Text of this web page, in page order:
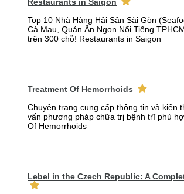
Top 10 Nhà Hàng Hải Sản Sài Gòn
Cà Mau, Quán Ăn Ngon Nổi Tiếng
trên 300 chỗ! Restaurants in Saigon
Treatment Of Hemorrhoids
Chuyên trang cung cấp thông tin và kiến
vấn phương pháp chữa trị bệnh trĩ phù
Of Hemorrhoids
Lebel in the Czech Republic: A